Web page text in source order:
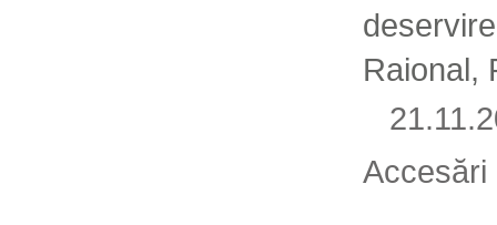
Raional,
Accesări